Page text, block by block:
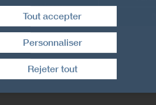
Epaisseur
3
Rejeter tout
Tout accepter
Retirer le consentement
Personnaliser